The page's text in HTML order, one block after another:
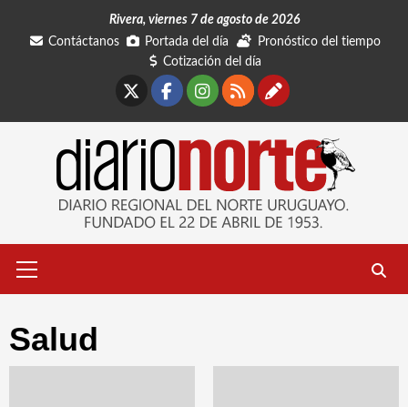
Rivera, viernes 7 de agosto de 2026
Contáctanos
Portada del día
Pronóstico del tiempo
Cotización del día
Facebook
Instagram
RSSContáctanos
primario
Salud